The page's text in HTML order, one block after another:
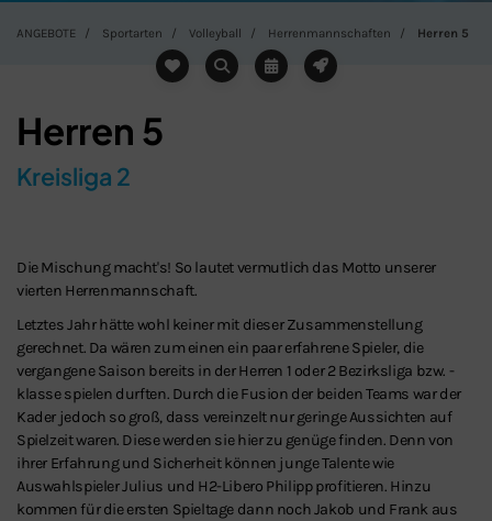
Schließen
ANGEBOTE Sportarten Volleyball Herrenmannschaften Herren 5
Herren 5
Kreisliga 2
Die Mischung macht's! So lautet vermutlich das Motto unserer
vierten Herrenmannschaft.
Letztes Jahr hätte wohl keiner mit dieser Zusammenstellung
gerechnet. Da wären zum einen ein paar erfahrene Spieler, die
vergangene Saison bereits in der Herren 1 oder 2 Bezirksliga bzw. -
klasse spielen durften. Durch die Fusion der beiden Teams war der
Kader jedoch so groß, dass vereinzelt nur geringe Aussichten auf
Spielzeit waren. Diese werden sie hier zu genüge finden. Denn von
ihrer Erfahrung und Sicherheit können junge Talente wie
Auswahlspieler Julius und H2-Libero Philipp profitieren. Hinzu
kommen für die ersten Spieltage dann noch Jakob und Frank aus